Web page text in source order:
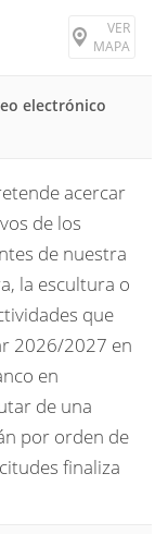
VER
MAPA
electrónico
acercar
de los
de nuestra
la escultura o
que
2026/2027 en
en
de una
por orden de
finaliza